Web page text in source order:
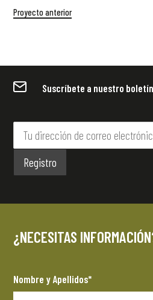
Proyecto anterior
Suscríbete a nuestro boletín
¿NECESITAS
Nombre y Apellidos*